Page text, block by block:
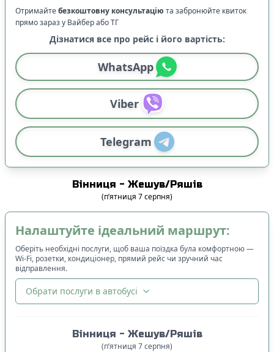
Отримайтебезкоштовну консультацію та забронюйте квиток
прямо зараз у Вайбер або ТГ
Дізнатися все про рейс і його вартість:
WhatsApp
Viber
Telegram
Вінниця - Жешув/Ряшів
(п’ятниця 7серпня)
Налаштуйте ідеальний маршрут:
Оберіть необхідні послуги, щоб ваша поїздка була комфортною —
Wi-Fi, розетки, кондиціонер, прямий рейс чи зручний час
відправлення.
Обрати послуги в автобусі
Вінниця - Жешув/Ряшів
(п’ятниця 7серпня)